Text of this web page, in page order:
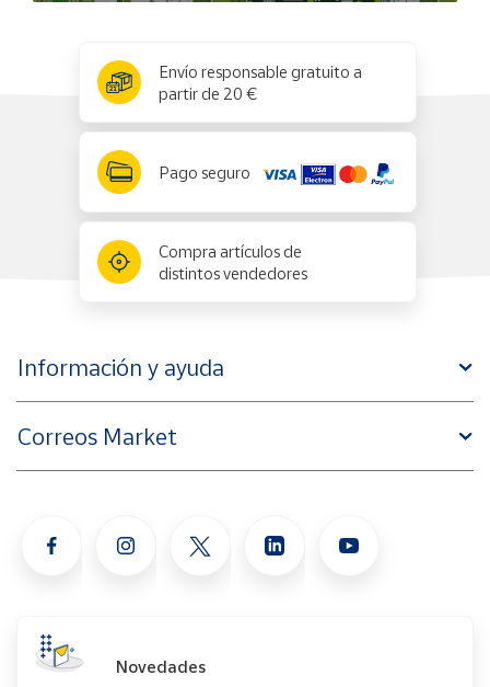
Envío responsable gratuito a
partir de 20 €
Pago seguro
Compra artículos de
distintos vendedores
Información y ayuda
Correos Market
Novedades